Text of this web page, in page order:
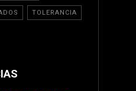
TOLERANCIA